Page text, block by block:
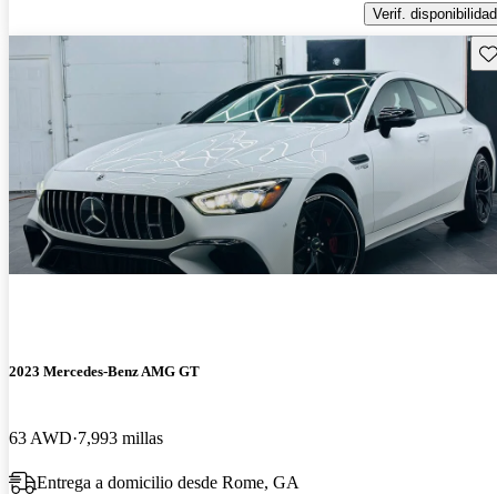
Verif. disponibilidad
2023 Mercedes-Benz AMG GT
63 AWD 7,993 millas
Entrega a domicilio desde Rome, GA